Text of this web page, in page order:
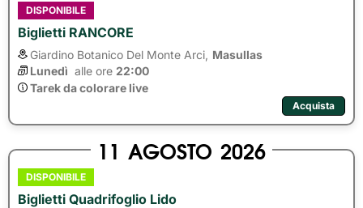
DISPONIBILE
Biglietti RANCORE
Giardino Botanico Del Monte Arci, Masullas
Lunedì alle ore 22:00
Tarek da colorare live
Acquista
11 AGOSTO 2026
DISPONIBILE
Biglietti Quadrifoglio Lido